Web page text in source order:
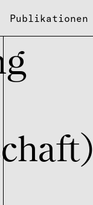
Publikationen